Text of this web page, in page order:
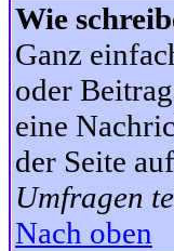
Wie
Ganz
oder
eine
der Seite
Umfragen
Nach oben